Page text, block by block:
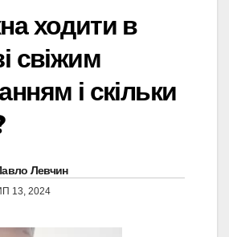
ходити в
свіжим
і скільки
Левчин
13, 2024